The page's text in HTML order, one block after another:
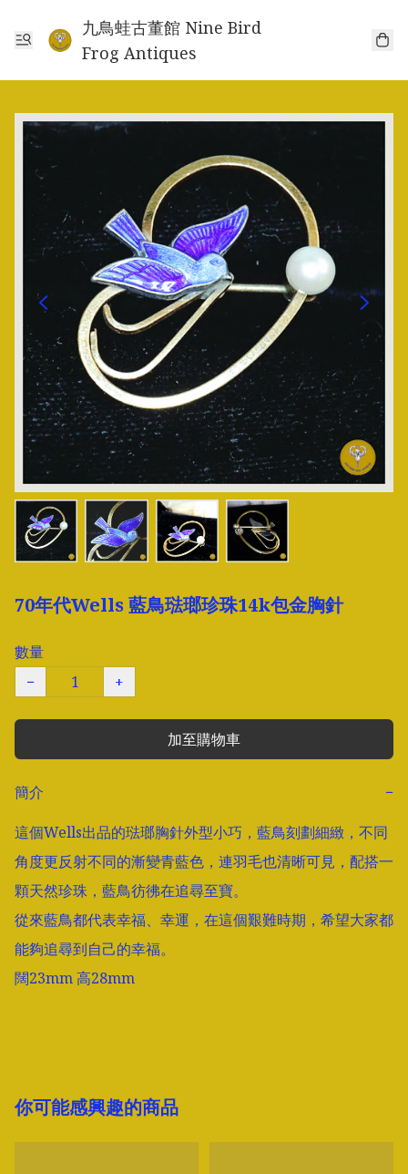
九鳥蛙古董館 Nine Bird
Frog Antiques
70年代Wells 藍鳥琺瑯珍珠14k包金胸針
數量
−
+
加至購物車
簡介
−
這個Wells出品的琺瑯胸針外型小巧，藍鳥刻劃細緻，不同
角度更反射不同的漸變青藍色，連羽毛也清晰可見，配搭一
顆天然珍珠，藍鳥彷彿在追尋至寶。
從來藍鳥都代表幸福、幸運，在這個艱難時期，希望大家都
能夠追尋到自己的幸福。
闊23mm 高28mm
你可能感興趣的商品